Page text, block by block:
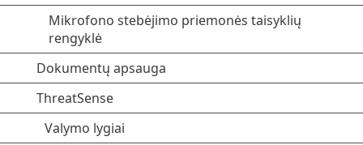
Mikrofono stebėjimo priemonės taisyklių
rengyklė
Dokumentų apsauga
ThreatSense
Valymo lygiai